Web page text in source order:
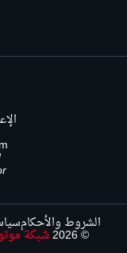
© 2026 شبكة
الشروط والأحكام